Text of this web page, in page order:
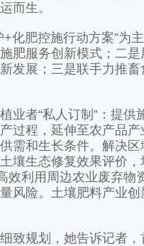
而生。
肥控施行动方案”为
肥服务创新模式；二
发展；三是联手力推
者“私人订制”：提供
过程，延伸至农产品
需和生长条件。解决
壤生态修复效果评价
效利用周边农业废弃
风险。土壤肥料产业
规划，她告诉记者，